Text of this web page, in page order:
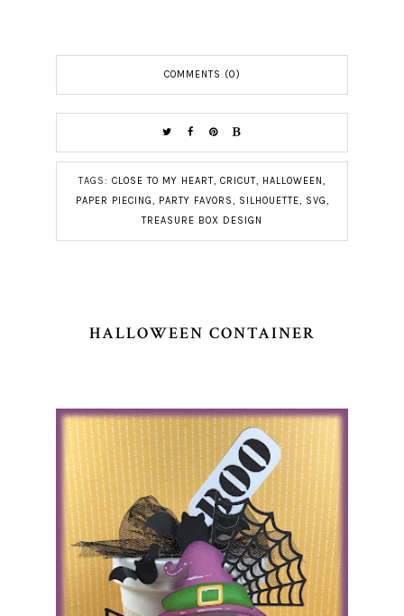
COMMENTS (0)
TAGS: CLOSE TO MY HEART, CRICUT, HALLOWEEN,
PAPER PIECING, PARTY FAVORS, SILHOUETTE, SVG,
TREASURE BOX DESIGN
HALLOWEEN CONTAINER